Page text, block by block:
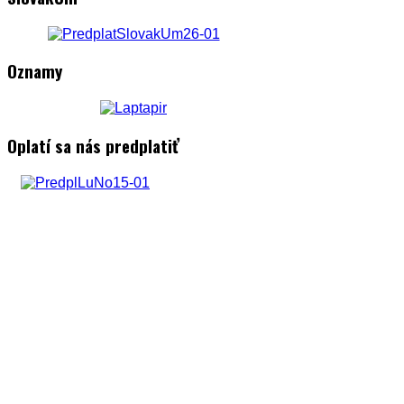
Oznamy
Oplatí sa nás predplatiť